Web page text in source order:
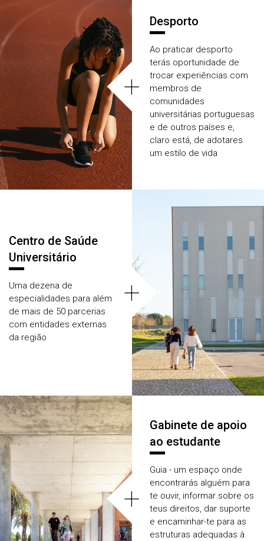
Desporto
Ao praticar desporto
terás oportunidade de
trocar experiências com
membros de
comunidades
universitárias portuguesas
e de outros países e,
claro está, de adotares
um estilo de vida
+
Centro de Saúde
Universitário
Uma dezena de
especialidades para além
de mais de 50 parcerias
com entidades externas
da região
+
Gabinete de apoio
ao estudante
Guia - um espaço onde
encontrarás alguém para
te ouvir, informar sobre os
teus direitos, dar suporte
e encaminhar-te para as
estruturas adequadas à
+